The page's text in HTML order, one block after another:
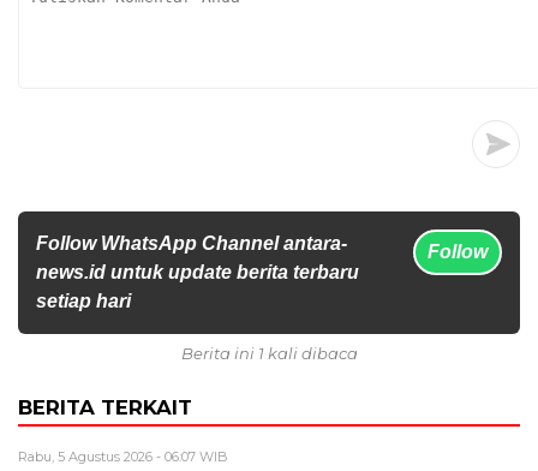
Follow WhatsApp Channel antara-
news.id untuk update berita terbaru
setiap hari
Follow
Berita ini 1 kali dibaca
BERITA TERKAIT
Rabu, 5 Agustus 2026 - 06:07 WIB